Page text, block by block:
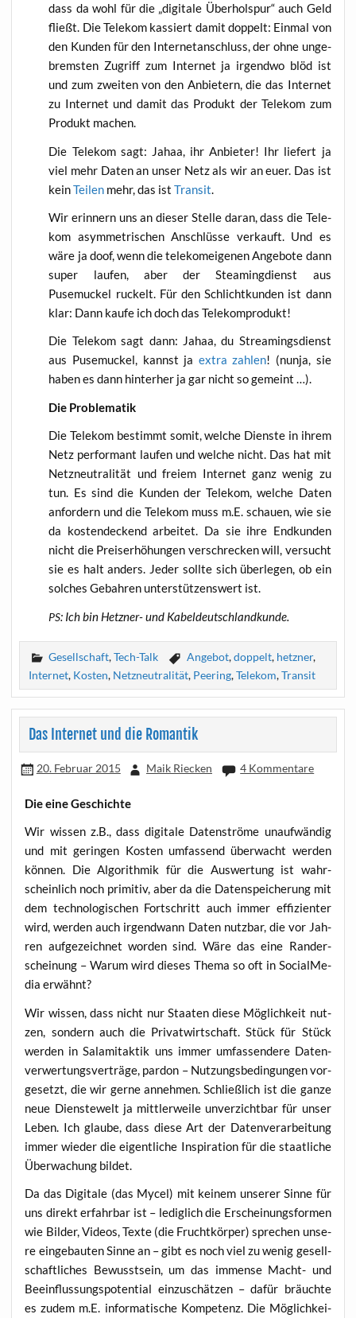
dass da wohl für die „digi­ta­le Über­hol­spur“ auch Geld
fließt. Die Tele­kom kas­siert damit dop­pelt: Ein­mal von
den Kun­den für den Inter­net­an­schluss, der ohne unge­
brems­ten Zugriff zum Inter­net ja irgend­wo blöd ist
und zum zwei­ten von den Anbie­tern, die das Inter­net
zu Inter­net und damit das Pro­dukt der Tele­kom zum
Pro­dukt machen.
Die Tele­kom sagt: Jahaa, ihr Anbie­ter! Ihr lie­fert ja
viel mehr Daten an unser Netz als wir an euer. Das ist
keinTei­len mehr, das istTran­sit
Wir erin­nern uns an die­ser Stel­le dar­an, dass die Tele­
kom asym­me­tri­schen Anschlüs­se ver­kauft. Und es
wäre ja doof, wenn die tele­kom­ei­ge­nen Ange­bo­te dann
super lau­fen, aber der Steam­ing­dienst aus
Pusemuckel ruckelt. Für den Schlicht­kun­den ist dann
klar: Dann kau­fe ich doch das Telekomprodukt!
Die Tele­kom sagt dann: Jahaa, du Strea­ming­sdienst
aus Pusemuckel, kannst ja extra zah­len! (nun­ja, sie
haben es dann hin­ter­her ja gar nicht so gemeint …).
Die Pro­ble­ma­tik
Die Tele­kom bestimmt somit, wel­che Diens­te in ihrem
Netz per­for­mant lau­fen und wel­che nicht. Das hat mit
Netz­neu­tra­li­tät und frei­em Inter­net ganz wenig zu
tun. Es sind die Kun­den der Tele­kom, wel­che Daten
anfor­dern und die Tele­kom muss m.E. schau­en, wie sie
da kos­ten­de­ckend arbei­tet. Da sie ihre End­kun­den
nicht die Preis­er­hö­hun­gen ver­schre­cken will, ver­sucht
sie es halt anders. Jeder soll­te sich über­le­gen, ob ein
sol­ches Gebah­ren unter­stüt­zens­wert ist.
PS: Ich bin Hetz­ner- und Kabeldeutschlandkunde.
Gesellschaft,Tech-Talk Angebot,doppelt, hetzner,
Internet, Kosten, Netzneutralität, Peering,Telekom,Transit
Das Internet und die Romantik
20. Februar 2015 Maik Riecken 4 Kommentare
Die eine Geschichte
Wir wis­sen z.B., dass digi­ta­le Daten­strö­me unauf­wän­dig
und mit gerin­gen Kos­ten umfas­send über­wacht wer­den
kön­nen. Die Algo­rith­mik für die Aus­wer­tung ist wahr­
schein­lich noch pri­mi­tiv, aber da die Daten­spei­che­rung mit
dem tech­no­lo­gi­schen Fort­schritt auch immer effi­zi­en­ter
wird, wer­den auch irgend­wann Daten nutz­bar, die vor Jah­
ren auf­ge­zeich­net wor­den sind. Wäre das eine Rand­er­
schei­nung – War­um wird die­ses The­ma so oft in Social­Me­
dia erwähnt?
Wir wis­sen, dass nicht nur Staa­ten die­se Mög­lich­keit nut­
zen, son­dern auch die Pri­vat­wirt­schaft. Stück für Stück
wer­den in Sala­mi­tak­tik uns immer umfas­sen­de­re Daten­
ver­wer­tungs­ver­trä­ge, par­don – Nut­zungs­be­din­gun­gen vor­
ge­setzt, die wir ger­ne anneh­men. Schließ­lich ist die gan­ze
neue Dienste­welt ja mitt­ler­wei­le unver­zicht­bar für unser
Leben. Ich glau­be, dass die­se Art der Daten­ver­ar­bei­tung
immer wie­der die eigent­li­che Inspi­ra­ti­on für die staat­li­che
Über­wa­chung bildet.
Da das Digi­ta­le (das Mycel) mit kei­nem unse­rer Sin­ne für
uns direkt erfahr­bar ist – ledig­lich die Erschei­nungs­for­men
wie Bil­der, Vide­os, Tex­te (die Frucht­kör­per) spre­chen unse­
re ein­ge­bau­ten Sin­ne an – gibt es noch viel zu wenig gesell­
schaft­li­ches Bewusst­sein, um das immense Macht- und
Beein­flus­sungs­po­ten­ti­al ein­zu­schät­zen – dafür bräuch­te
es zudem m.E. infor­ma­ti­sche Kom­pe­tenz. Die Mög­lich­kei­